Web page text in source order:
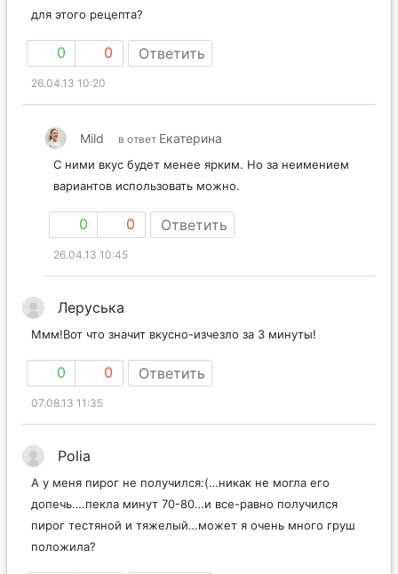
для этого рецепта?
0 0 Ответить
26.04.13 10:20
Mild в ответ Екатерина
С ними вкус будет менее ярким. Но за неимением
вариантов использовать можно.
0 0 Ответить
26.04.13 10:45
Леруська
Ммм!Вот что значит вкусно-изчезло за 3 минуты!
0 0 Ответить
07.08.13 11:35
Polia
А у меня пирог не получился:(…никак не могла его
допечь….пекла минут 70-80…и все-равно получился
пирог тестяной и тяжелый…может я очень много груш
положила?